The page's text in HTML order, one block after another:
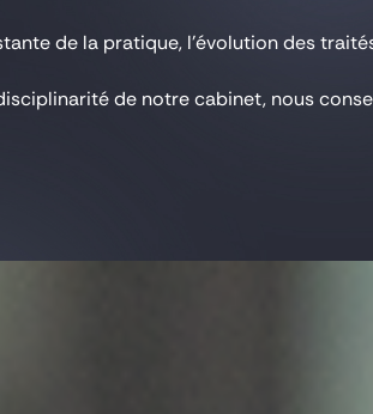
de la pratique, l’évolution des
de notre cabinet, nous